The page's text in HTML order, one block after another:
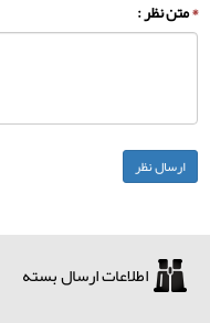
*متن نظر :
اطلاعات ارسال بسته